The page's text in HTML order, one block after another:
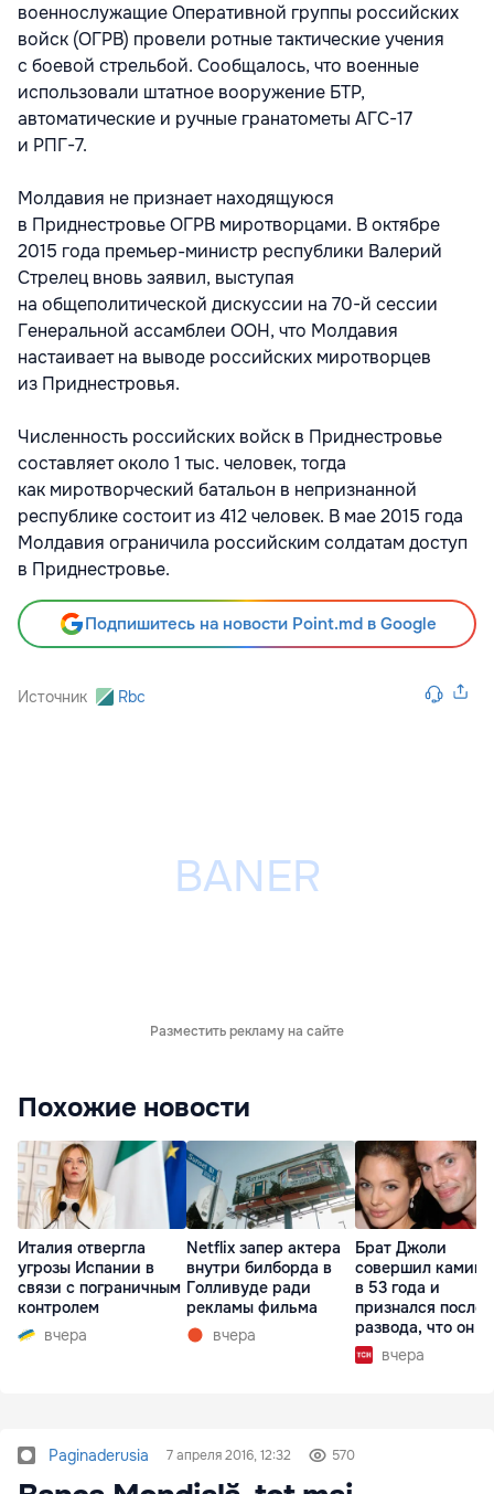
военнослужащие Оперативной группы российских
войск (ОГРВ) провели ротные тактические учения
с боевой стрельбой. Сообщалось, что военные
использовали штатное вооружение БТР,
автоматические и ручные гранатометы АГС-17
и РПГ-7.
Молдавия не признает находящуюся
в Приднестровье ОГРВ миротворцами. В октябре
2015 года премьер-министр республики Валерий
Стрелец вновь заявил, выступая
на общеполитической дискуссии на 70-й сессии
Генеральной ассамблеи ООН, что Молдавия
настаивает на выводе российских миротворцев
из Приднестровья.
Численность российских войск в Приднестровье
составляет около 1 тыс. человек, тогда
как миротворческий батальон в непризнанной
республике состоит из 412 человек. В мае 2015 года
Молдавия ограничила российским солдатам доступ
в Приднестровье.
Подпишитесь на новости Point.md в Google
Источник Rbc
Разместить рекламу на сайте
Похожие новости
Италия отвергла
угрозы Испании в
связи с пограничным
контролем
вчера
Netflix запер актера
внутри билборда в
Голливуде ради
рекламы фильма
вчера
Брат Джоли
совершил
в 53 года и
признался после
развода, что он
вчера
Paginaderusia 7 апреля 2016, 12:32 570